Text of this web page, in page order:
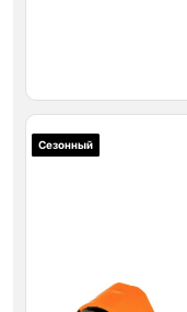
Сезонный